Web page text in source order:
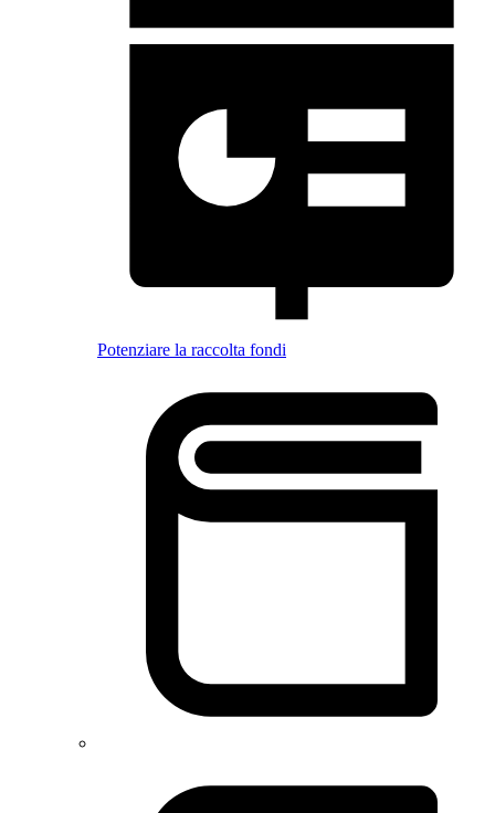
Potenziare la raccolta fondi